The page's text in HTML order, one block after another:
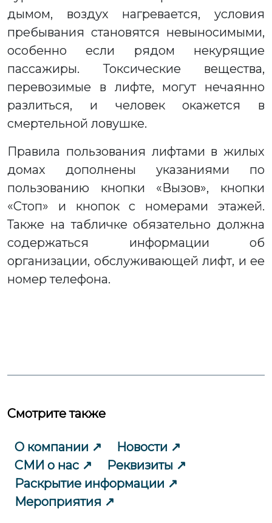
дымом, воздух нагревается, условия
пребывания становятся невыносимыми,
особенно если рядом некурящие
пассажиры. Токсические вещества,
перевозимые в лифте, могут нечаянно
разлиться, и человек окажется в
смертельной ловушке.
Правила пользования лифтами в жилых
домах дополнены указаниями по
пользованию кнопки «Вызов», кнопки
«Стоп» и кнопок с номерами этажей.
Также на табличке обязательно должна
содержаться информации об
организации, обслуживающей лифт, и ее
номер телефона.
Смотрите также
О компании
Новости
СМИ о нас
Реквизиты
Раскрытие информации
Мероприятия